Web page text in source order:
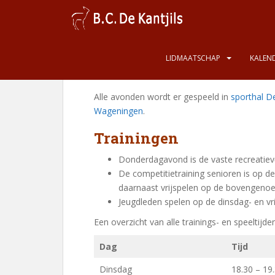
o
LIDMAATSCHAP
Speeltijden en
Alle avonden wordt er gespeeld in sporthal
Wageningen.
Trainingen
Donderdagavond is de vaste
De competitietraining senioren is op
daarnaast vrijspelen op de
Jeugdleden spelen op de dinsdag- en
Een overzicht van alle trainings- en
Dag Tijd
Dinsdag
18.30 –